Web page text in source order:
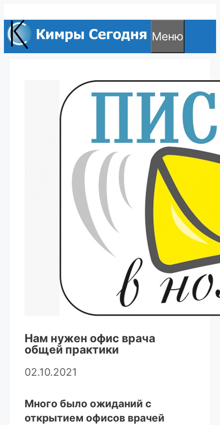
к
содержимому
Меню
Нам нужен офис врача
общей практики
02.10.2021
Много было ожиданий с
открытием офисов врачей